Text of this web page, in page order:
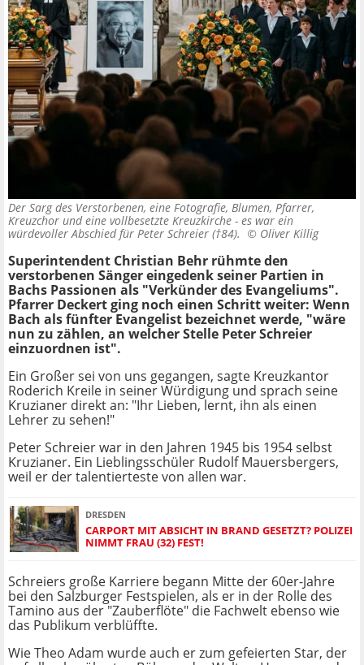
Der Sarg des Verstorbenen, eine Fotografie, Blumen, Pfarrer,
Kreuzchor und eine vollbesetzte Kreuzkirche - es war ein
würdevoller Abschied für Peter Schreier (†84). © Oliver Killig
Superintendent Christian Behr rühmte den
verstorbenen Sänger eingedenk seiner Partien in
Bachs Passionen als "Verkünder des Evangeliums".
Pfarrer Deckert ging noch einen Schritt weiter: Wenn
Bach als fünfter Evangelist bezeichnet werde, "wäre
nun zu zählen, an welcher Stelle Peter Schreier
einzuordnen ist".
Ein Großer sei von uns gegangen, sagte Kreuzkantor
Roderich Kreile in seiner Würdigung und sprach seine
Kruzianer direkt an: "Ihr Lieben, lernt, ihn als einen
Lehrer zu sehen!"
Peter Schreier war in den Jahren 1945 bis 1954 selbst
Kruzianer. Ein Lieblingsschüler Rudolf Mauersbergers,
weil er der talentierteste von allen war.
DRESDEN
CARPORT MIT ABSICHT IN BRAND GESETZT? POLIZEI
NIMMT FRAU (32) FEST!
Schreiers große Karriere begann Mitte der 60er-Jahre
bei den Salzburger Festspielen, als er in der Rolle des
Tamino aus der "Zauberflöte" die Fachwelt ebenso wie
das Publikum verblüffte.
Wie Theo Adam wurde auch er zum gefeierten Star, der